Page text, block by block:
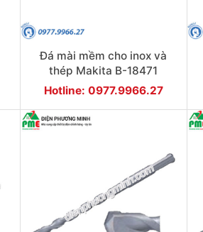
Đá mài mềm cho inox và
thép Makita B-18471
(100mm)
Hotline: 0977.9966.27